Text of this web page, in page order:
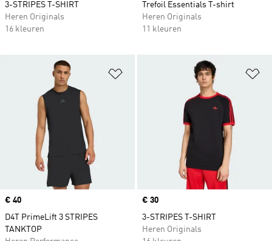
3-STRIPES T-SHIRT
Heren Originals
16 kleuren
Trefoil Essentials T-shirt
Heren Originals
11 kleuren
Op verlanglijst zetten
Price
€ 40
D4T PrimeLift 3 STRIPES
TANKTOP
Price
€ 30
3-STRIPES T-SHIRT
Heren Originals